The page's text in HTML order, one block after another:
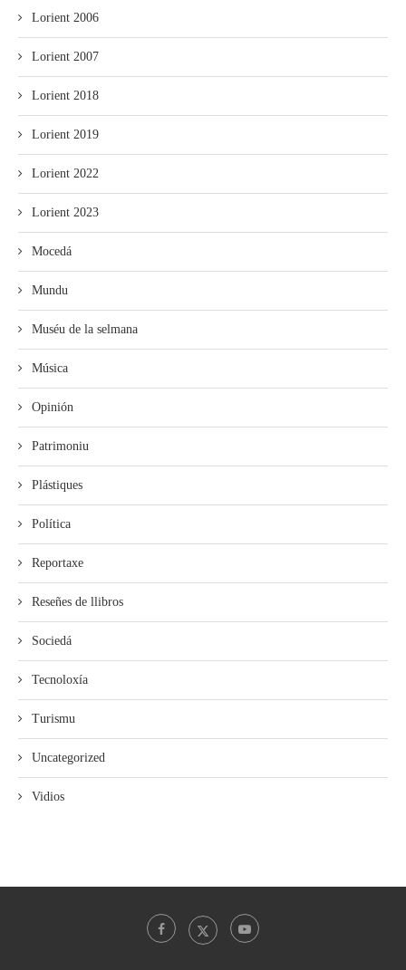
Lorient 2006
Lorient 2007
Lorient 2018
Lorient 2019
Lorient 2022
Lorient 2023
Mocedá
Mundu
Muséu de la selmana
Música
Opinión
Patrimoniu
Plástiques
Política
Reportaxe
Reseñes de llibros
Sociedá
Tecnoloxía
Turismu
Uncategorized
Vidios